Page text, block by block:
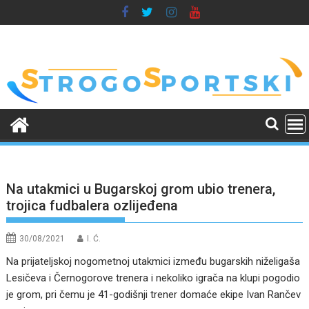
to
Na utakmici u Bugarskoj grom ubio trenera,
trojica fudbalera ozlijeđena
30/08/2021 I. Ć.
Na prijateljskoj nogometnoj utakmici između bugarskih niželigaša
Lesičeva i Černogorove trenera i nekoliko igrača na klupi pogodio
je grom, pri čemu je 41-godišnji trener domaće ekipe Ivan Rančev